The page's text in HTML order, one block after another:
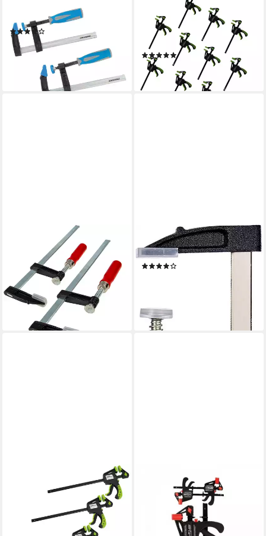
Schraubzwinge 150 x 50 mm
ab 18,99 €
lieferbar - in 2-3 Werktagen bei dir
TRUTZHOLM
Schraubzwinge 10er Set
Einhandzwingen 35x105 mm,
(Set)
(5)
19,99 €
lieferbar - in 2-3 Werktagen bei dir
Schraubzwinge
Schraubzwingen-Satz, 2-teilig,
50 mm x 150 mm,
Doppelpack, Temperguss
7,42 €
lieferbar - in 3-4 Werktagen bei dir
Schraubzwinge 10 x Bastler
Schraubzwinge 50 x 150 mm
lieferbar - in 2-3 Werktagen bei dir
Schraubzwinge 4x
Schnellspannzwinge
ergonomischer Griff 60x300
Schraubzwinge
Schnellspannzwingen - Set
Spannzwingen Leimzwingen
Einhandzwingen Zwin, (1 St)